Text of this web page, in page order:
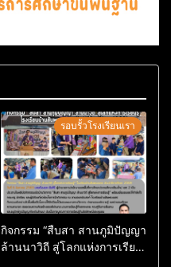
รอบรั้วโรงเรียนเรา
กิจกรรม “สืบสา สานภูมิปัญญา
ล้านนาวิถี สู่โลกแห่งการเรียน